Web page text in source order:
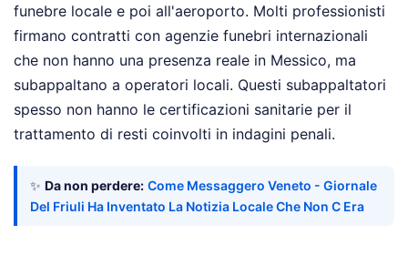
funebre locale e poi all'aeroporto. Molti professionisti
firmano contratti con agenzie funebri internazionali
che non hanno una presenza reale in Messico, ma
subappaltano a operatori locali. Questi subappaltatori
spesso non hanno le certificazioni sanitarie per il
trattamento di resti coinvolti in indagini penali.
✨ Da non perdere: Come Messaggero Veneto - Giornale
Del Friuli Ha Inventato La Notizia Locale Che Non C Era